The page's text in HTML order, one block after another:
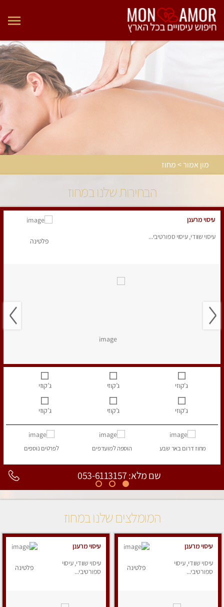
מון אמור > מחוז
הבחירות שלנו במחוז
עיסוי מרענן
עיסוי שוודי, עיסוי ספורטיבי...
פלטינה
ג’קוזי ג’קוזי ג’קוזי
ג’קוזי ג’קוזי ג’קוזי
מחוז דרוםבאר שבע הוספהלמועדפים לפרטים נוספים
שם מלא: 053-6113157
המומלצים שלנו במחוז
עיסוי מרענן
עיסוי שוודי, עיסוי
ספורטיבי...
פלטינה
עיסוי מרענן
עיסוי שוודי, עיסוי
ספורטיבי...
פלטינה